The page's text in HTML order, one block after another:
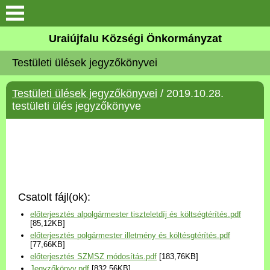
Köszöntő
Elérhetőségek
Uraiújfalu
Választási információk
Versenyképes Járások
Program
Uraiújfalu Községi Önkormányzat
Testületi ülések jegyzőkönyvei
Testületi ülések jegyzőkönyvei / 2019.10.28.
testületi ülés jegyzőkönyve
Csatolt fájl(ok):
előterjesztés alpolgármester tiszteletdíj és költségtérítés.pdf
[85,12KB]
előterjesztés polgármester illetmény és költésgtérítés.pdf
[77,66KB]
előterjesztés SZMSZ módosítás.pdf [183,76KB]